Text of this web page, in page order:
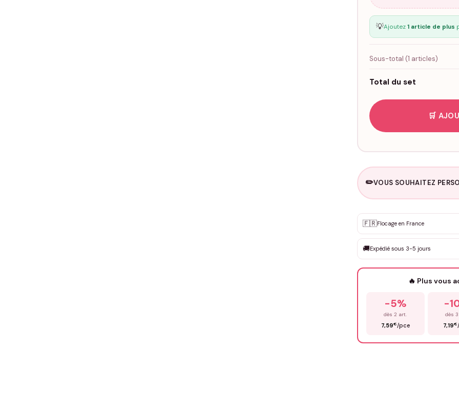
💡Ajoutez 1 article de plus
Sous-total (1 articles)
Total du set
🛒
✏️VOUS SOUHAITEZ
✨ Personnalisation sur
DEVIS GRATUIT ·
Que souhaitez-vous ?
🇫🇷Flocage en France
🚚Expédié sous 3-5 jours
🔥 Plus vous
-5%
dès 2 art.
7,59€/pce
-
dès
7,19€